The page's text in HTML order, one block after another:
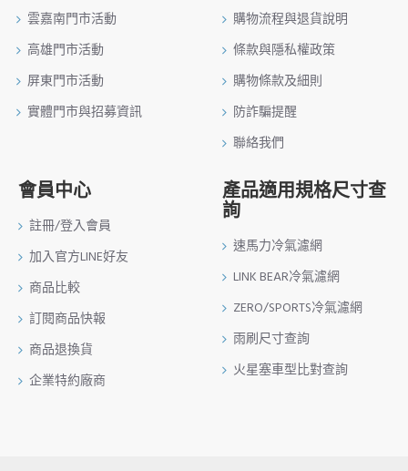
雲嘉南門市活動
高雄門市活動
屏東門市活動
實體門市與招募資訊
購物流程與退貨說明
條款與隱私權政策
購物條款及細則
防詐騙提醒
聯絡我們
會員中心
註冊/登入會員
加入官方LINE好友
商品比較
訂閱商品快報
商品退換貨
企業特約廠商
產品適用規格尺寸查
詢
速馬力冷氣濾網
LINK BEAR冷氣濾網
ZERO/SPORTS冷氣濾網
雨刷尺寸查詢
火星塞車型比對查詢